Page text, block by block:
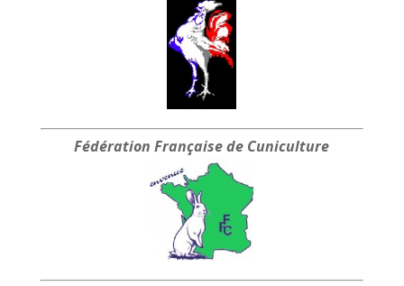
Fédération Française de Cuniculture